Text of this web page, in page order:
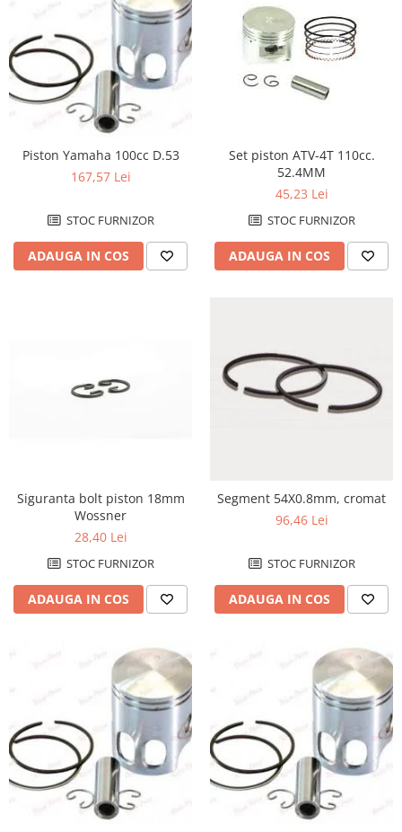
Pedale schimbator
Plasticuri Enduro/Mx
Protectii cadru / motor
Protectii Polisport
Rezervor
Rulmenti ghidon
Scarite
Suport pasager PUIG
Ambreaj
Ambreaj complet
Ambreaj plecare
Oala ambreiaj
Capac aprindere / ambreaj
Cheie lant distributie
Intinzator lant
Lant distributie
Semeringuri supape
Piston Yamaha 100cc D.53
167,57 Lei
STOC FURNIZOR
ADAUGA IN COS
Set piston ATV-4T 110cc.
52.4MM
45,23 Lei
STOC FURNIZOR
ADAUGA IN COS
Siguranta bolt piston 18mm
Wossner
28,40 Lei
STOC FURNIZOR
ADAUGA IN COS
Segment 54X0.8mm, cromat
96,46 Lei
STOC FURNIZOR
ADAUGA IN COS